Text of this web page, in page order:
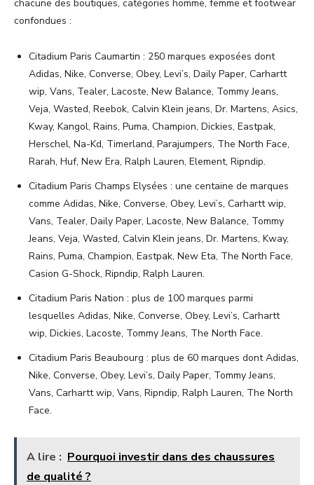
chacune des boutiques, catégories homme, femme et footwear
confondues :
Citadium Paris Caumartin : 250 marques exposées dont
Adidas, Nike, Converse, Obey, Levi’s, Daily Paper, Carhartt
wip, Vans, Tealer, Lacoste, New Balance, Tommy Jeans,
Veja, Wasted, Reebok, Calvin Klein jeans, Dr. Martens, Asics,
Kway, Kangol, Rains, Puma, Champion, Dickies, Eastpak,
Herschel, Na-Kd, Timerland, Parajumpers, The North Face,
Rarah, Huf, New Era, Ralph Lauren, Element, Ripndip.
Citadium Paris Champs Elysées : une centaine de marques
comme Adidas, Nike, Converse, Obey, Levi’s, Carhartt wip,
Vans, Tealer, Daily Paper, Lacoste, New Balance, Tommy
Jeans, Veja, Wasted, Calvin Klein jeans, Dr. Martens, Kway,
Rains, Puma, Champion, Eastpak, New Eta, The North Face,
Casion G-Shock, Ripndip, Ralph Lauren.
Citadium Paris Nation : plus de 100 marques parmi
lesquelles Adidas, Nike, Converse, Obey, Levi’s, Carhartt
wip, Dickies, Lacoste, Tommy Jeans, The North Face.
Citadium Paris Beaubourg : plus de 60 marques dont Adidas,
Nike, Converse, Obey, Levi’s, Daily Paper, Tommy Jeans,
Vans, Carhartt wip, Vans, Ripndip, Ralph Lauren, The North
Face.
A lire : Pourquoi investir dans des chaussures
de qualité ?